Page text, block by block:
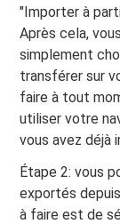
"Importer à
Après cela,
simplement
transférer sur
faire à tout
utiliser votre
vous avez déjà
Étape 2: vous
exportés
à faire est de